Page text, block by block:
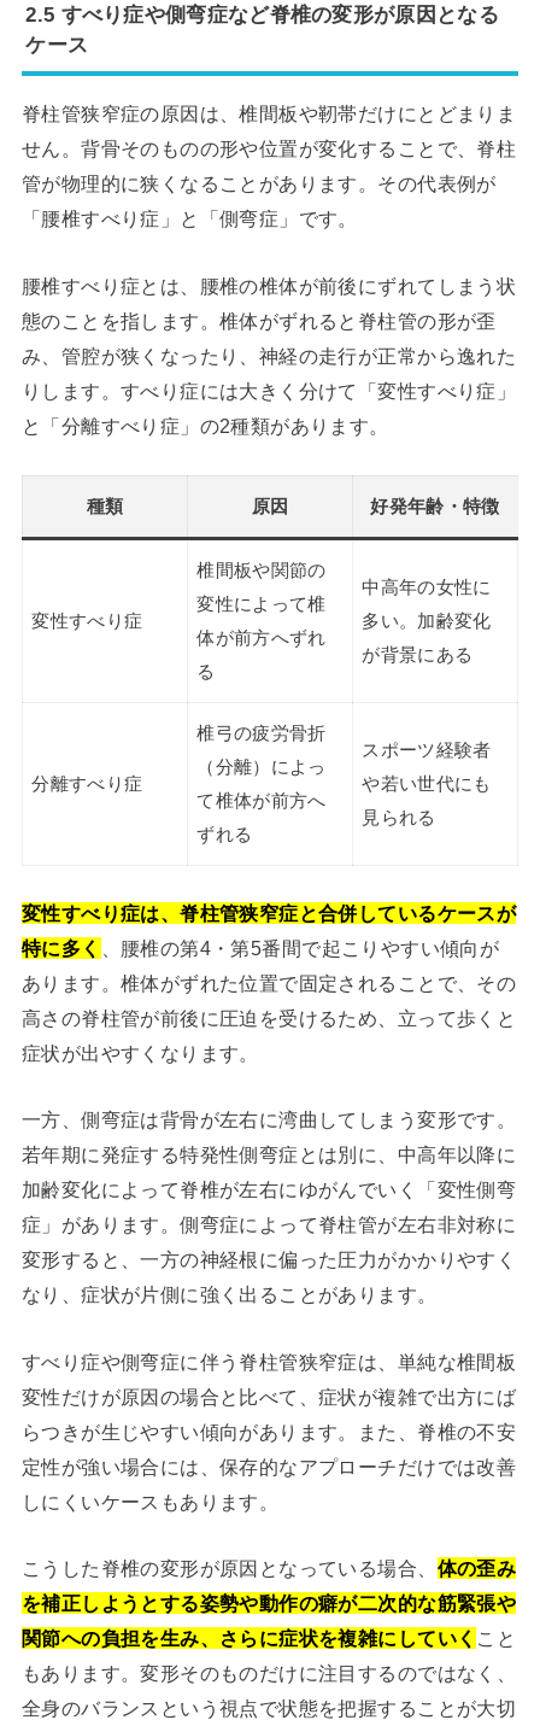
2.5 すべり症や側弯症など脊椎の変形が原因となる
ケース
脊柱管狭窄症の原因は、椎間板や靭帯だけにとどまりま
せん。背骨そのものの形や位置が変化することで、脊柱
管が物理的に狭くなることがあります。その代表例が
「腰椎すべり症」と「側弯症」です。
腰椎すべり症とは、腰椎の椎体が前後にずれてしまう状
態のことを指します。椎体がずれると脊柱管の形が歪
み、管腔が狭くなったり、神経の走行が正常から逸れた
りします。すべり症には大きく分けて「変性すべり症」
と「分離すべり症」の2種類があります。
種類 原因 好発年齢・特徴
変性すべり症
椎間板や関節の
変性によって椎
体が前方へずれ
る
中高年の女性に
多い。加齢変化
が背景にある
分離すべり症
椎弓の疲労骨折
（分離）によっ
て椎体が前方へ
ずれる
スポーツ経験者
や若い世代にも
見られる
変性すべり症は、脊柱管狭窄症と合併しているケースが
特に多く
、腰椎の第4・第5番間で起こりやすい傾向が
あります。椎体がずれた位置で固定されることで、その
高さの脊柱管が前後に圧迫を受けるため、立って歩くと
症状が出やすくなります。
一方、側弯症は背骨が左右に湾曲してしまう変形です。
若年期に発症する特発性側弯症とは別に、中高年以降に
加齢変化によって脊椎が左右にゆがんでいく「変性側弯
症」があります。側弯症によって脊柱管が左右非対称に
変形すると、一方の神経根に偏った圧力がかかりやすく
なり、症状が片側に強く出ることがあります。
すべり症や側弯症に伴う脊柱管狭窄症は、単純な椎間板
変性だけが原因の場合と比べて、症状が複雑で出方にば
らつきが生じやすい傾向があります。また、脊椎の不安
定性が強い場合には、保存的なアプローチだけでは改善
しにくいケースもあります。
こうした脊椎の変形が原因となっている場合、 体の歪み
を補正しようとする姿勢や動作の癖が二次的な筋緊張や
関節への負担を生み、さらに症状を複雑にしていく こと
もあります。変形そのものだけに注目するのではなく、
全身のバランスという視点で状態を把握することが大切